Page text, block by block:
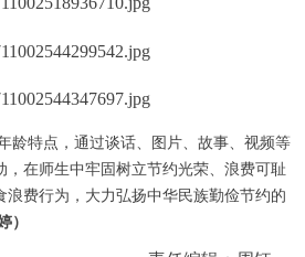
龄特点，通过谈话、图片、故事、视频等
，在师生中牢固树立节约光荣、浪费可耻
浪费行为，大力弘扬中华民族勤俭节约的
）